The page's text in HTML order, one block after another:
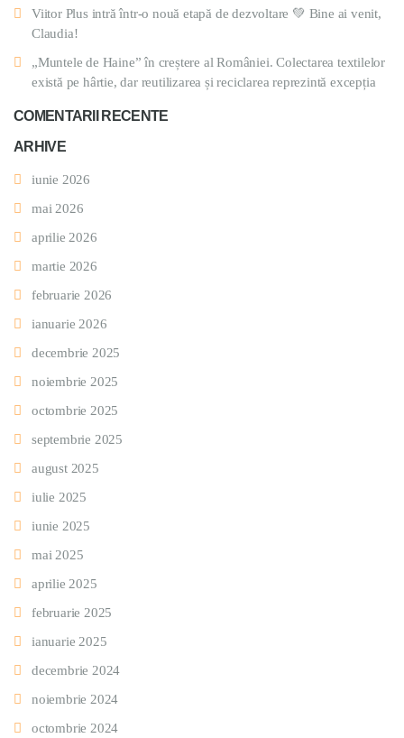
Viitor Plus intră într-o nouă etapă de dezvoltare 💚 Bine ai venit,
Claudia!
„Muntele de Haine” în creștere al României. Colectarea textilelor
există pe hârtie, dar reutilizarea și reciclarea reprezintă excepția
COMENTARII RECENTE
ARHIVE
iunie 2026
mai 2026
aprilie 2026
martie 2026
februarie 2026
ianuarie 2026
decembrie 2025
noiembrie 2025
octombrie 2025
septembrie 2025
august 2025
iulie 2025
iunie 2025
mai 2025
aprilie 2025
februarie 2025
ianuarie 2025
decembrie 2024
noiembrie 2024
octombrie 2024